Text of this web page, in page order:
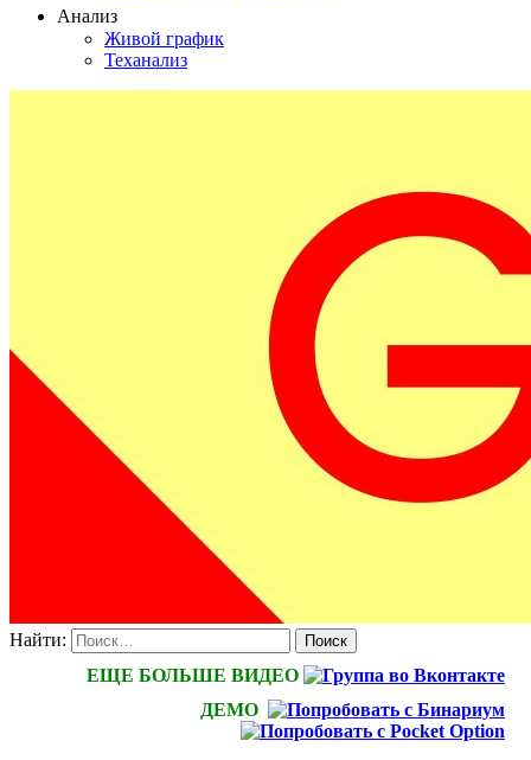
Анализ
Живой график
Теханализ
Найти:
ЕЩЕ БОЛЬШЕ ВИДЕО
ДЕМО